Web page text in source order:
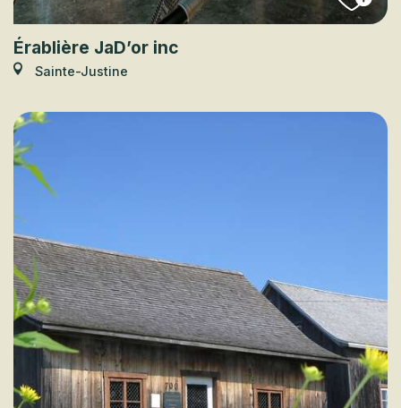
Érablière JaD’or inc
Sainte-Justine